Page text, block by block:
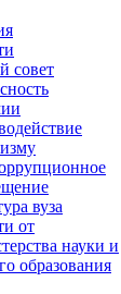
совет
вуза
от
науки и
образования